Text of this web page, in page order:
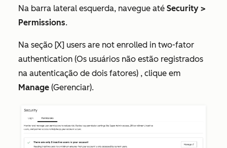
Na barra lateral esquerda, navegue até Security >
Permissions.
Na seção [X] users are not enrolled in two-fator
authentication (Os usuários não estão registrados
na autenticação de dois fatores) , clique em
Manage (Gerenciar).